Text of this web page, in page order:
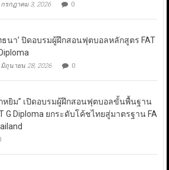
กรกฎาคม 3, 2026 0
ธนา’ ปิดอบรมผู้ฝึกสอนฟุตบอลหลักสูตร FAT
มิถุนายน 28, 2026 0
หยิม” เปิดอบรมผู้ฝึกสอนฟุตบอลขั้นพื้นฐาน
G Diploma ยกระดับโค้ชไทยสู่มาตรฐาน FA